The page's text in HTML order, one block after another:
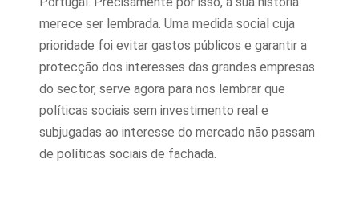
merece ser lembrada. Uma medida social cuja
prioridade foi evitar gastos públicos e garantir a
protecção dos interesses das grandes empresas
do sector, serve agora para nos lembrar que
políticas sociais sem investimento real e
subjugadas ao interesse do mercado não passam
de políticas sociais de fachada.